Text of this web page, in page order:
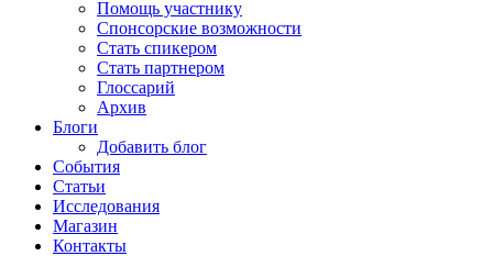
Помощь участнику
Спонсорские возможности
Стать спикером
Стать партнером
Глоссарий
Архив
Блоги
Добавить блог
События
Статьи
Исследования
Магазин
Контакты